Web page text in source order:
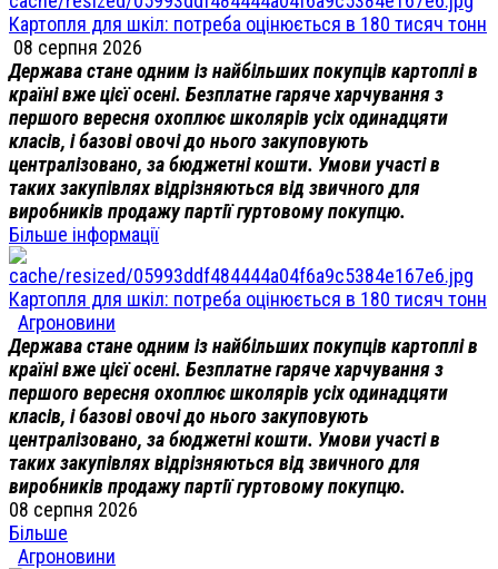
Картопля для шкіл: потреба оцінюється в 180 тисяч тонн
08 серпня 2026
Держава стане одним із найбільших покупців картоплі в
країні вже цієї осені. Безплатне гаряче харчування з
першого вересня охоплює школярів усіх одинадцяти
класів, і базові овочі до нього закуповують
централізовано, за бюджетні кошти. Умови участі в
таких закупівлях відрізняються від звичного для
виробників продажу партії гуртовому покупцю.
Більше інформації
Картопля для шкіл: потреба оцінюється в 180 тисяч тонн
Агроновини
Держава стане одним із найбільших покупців картоплі в
країні вже цієї осені. Безплатне гаряче харчування з
першого вересня охоплює школярів усіх одинадцяти
класів, і базові овочі до нього закуповують
централізовано, за бюджетні кошти. Умови участі в
таких закупівлях відрізняються від звичного для
виробників продажу партії гуртовому покупцю.
08 серпня 2026
Більше
Агроновини